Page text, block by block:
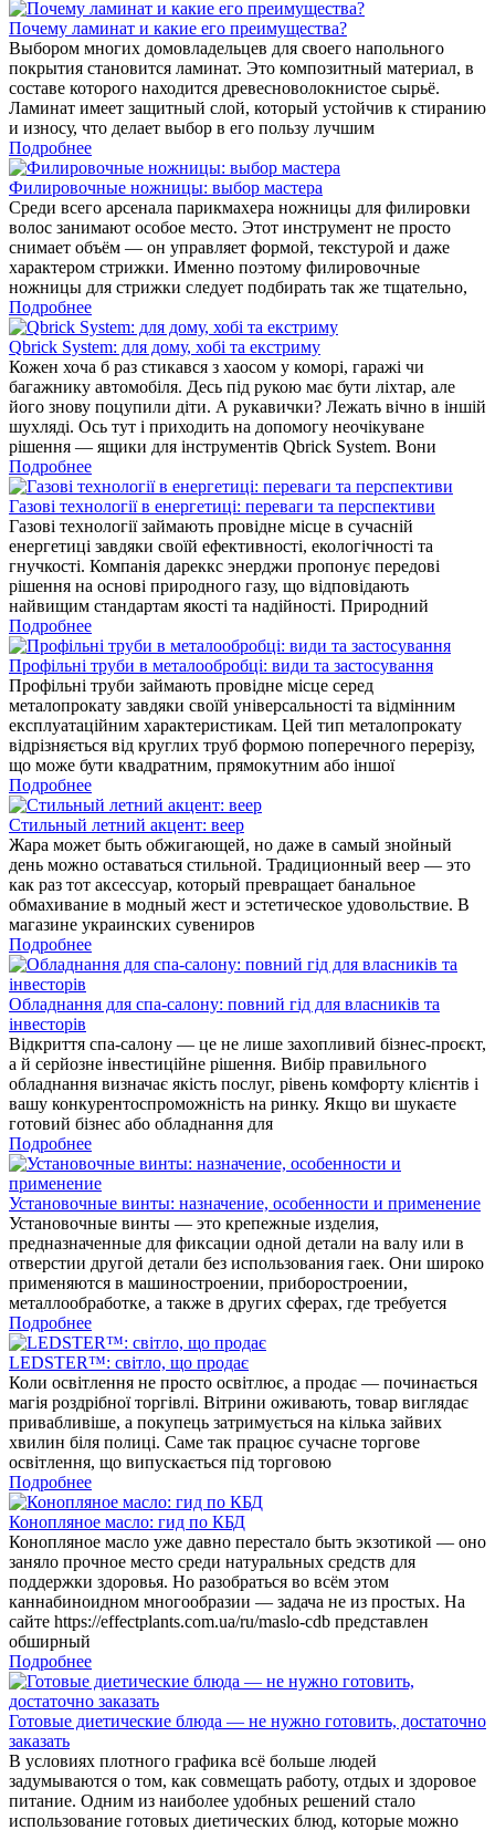
Почему ламинат и какие его преимущества?
Выбором многих домовладельцев для своего напольного
покрытия становится ламинат. Это композитный материал, в
составе которого находится древесноволокнистое сырьё.
Ламинат имеет защитный слой, который устойчив к стиранию
и износу, что делает выбор в его пользу лучшим
Подробнее
Филировочные ножницы: выбор мастера
Среди всего арсенала парикмахера ножницы для филировки
волос занимают особое место. Этот инструмент не просто
снимает объём — он управляет формой, текстурой и даже
характером стрижки. Именно поэтому филировочные
ножницы для стрижки следует подбирать так же тщательно,
Подробнее
Qbrick System: для дому, хобі та екстриму
Кожен хоча б раз стикався з хаосом у коморі, гаражі чи
багажнику автомобіля. Десь під рукою має бути ліхтар, але
його знову поцупили діти. А рукавички? Лежать вічно в іншій
шухляді. Ось тут і приходить на допомогу неочікуване
рішення — ящики для інструментів Qbrick System. Вони
Подробнее
Газові технології в енергетиці: переваги та перспективи
Газові технології займають провідне місце в сучасній
енергетиці завдяки своїй ефективності, екологічності та
гнучкості. Компанія дареккс энерджи пропонує передові
рішення на основі природного газу, що відповідають
найвищим стандартам якості та надійності. Природний
Подробнее
Профільні труби в металообробці: види та застосування
Профільні труби займають провідне місце серед
металопрокату завдяки своїй універсальності та відмінним
експлуатаційним характеристикам. Цей тип металопрокату
відрізняється від круглих труб формою поперечного перерізу,
що може бути квадратним, прямокутним або іншої
Подробнее
Стильный летний акцент: веер
Жара может быть обжигающей, но даже в самый знойный
день можно оставаться стильной. Традиционный веер — это
как раз тот аксессуар, который превращает банальное
обмахивание в модный жест и эстетическое удовольствие. В
магазине украинских сувениров
Подробнее
Обладнання для спа-салону: повний гід для власників та
інвесторів
Відкриття спа-салону — це не лише захопливий бізнес-проєкт,
а й серйозне інвестиційне рішення. Вибір правильного
обладнання визначає якість послуг, рівень комфорту клієнтів і
вашу конкурентоспроможність на ринку. Якщо ви шукаєте
готовий бізнес або обладнання для
Подробнее
Установочные винты: назначение, особенности и применение
Установочные винты — это крепежные изделия,
предназначенные для фиксации одной детали на валу или в
отверстии другой детали без использования гаек. Они широко
применяются в машиностроении, приборостроении,
металлообработке, а также в других сферах, где требуется
Подробнее
LEDSTER™: світло, що продає
Коли освітлення не просто освітлює, а продає — починається
магія роздрібної торгівлі. Вітрини оживають, товар виглядає
привабливіше, а покупець затримується на кілька зайвих
хвилин біля полиці. Саме так працює сучасне торгове
освітлення, що випускається під торговою
Подробнее
Конопляное масло: гид по КБД
Конопляное масло уже давно перестало быть экзотикой — оно
заняло прочное место среди натуральных средств для
поддержки здоровья. Но разобраться во всём этом
каннабиноидном многообразии — задача не из простых. На
сайте https://effectplants.com.ua/ru/maslo-cdb представлен
обширный
Подробнее
Готовые диетические блюда — не нужно готовить, достаточно
заказать
В условиях плотного графика всё больше людей
задумываются о том, как совмещать работу, отдых и здоровое
питание. Одним из наиболее удобных решений стало
использование готовых диетических блюд, которые можно